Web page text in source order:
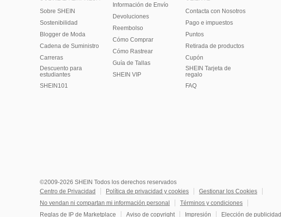
Sobre SHEIN
Sostenibilidad
Blogger de Moda
Cadena de Suministro
Carreras
Descuento para
estudiantes
SHEIN101
Información de Envío
Devoluciones
Reembolso
Cómo Comprar
Cómo Rastrear
Guía de Tallas
SHEIN VIP
Contacta con Nosotros
Pago e impuestos
Puntos
Retirada de productos
Cupón
SHEIN Tarjeta de
regalo
FAQ
©2009-2026 SHEIN Todos los derechos reservados
Centro de Privacidad
Política de privacidad y cookies
Gestionar los Cookies
No vendan ni compartan mi información personal
Términos y condiciones
Reglas de IP de Marketplace
Aviso de copyright Impresión Elección de publicidad